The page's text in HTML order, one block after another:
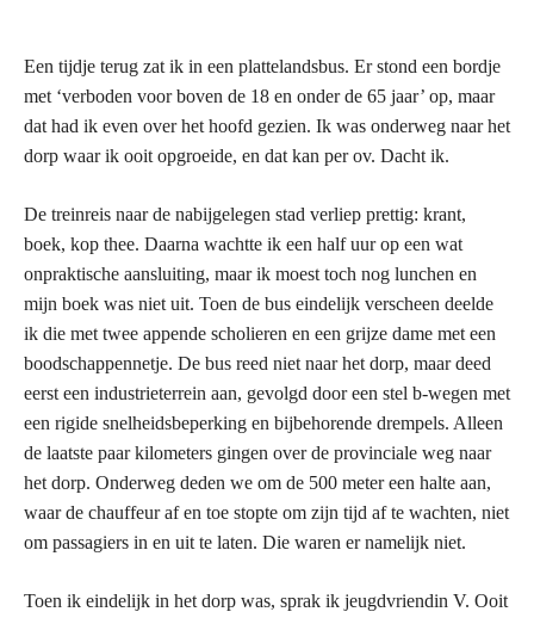
Een tijdje terug zat ik in een plattelandsbus. Er stond een bordje
met ‘verboden voor boven de 18 en onder de 65 jaar’ op, maar
dat had ik even over het hoofd gezien. Ik was onderweg naar het
dorp waar ik ooit opgroeide, en dat kan per ov. Dacht ik.
De treinreis naar de nabijgelegen stad verliep prettig: krant,
boek, kop thee. Daarna wachtte ik een half uur op een wat
onpraktische aansluiting, maar ik moest toch nog lunchen en
mijn boek was niet uit. Toen de bus eindelijk verscheen deelde
ik die met twee appende scholieren en een grijze dame met een
boodschappennetje. De bus reed niet naar het dorp, maar deed
eerst een industrieterrein aan, gevolgd door een stel b-wegen met
een rigide snelheidsbeperking en bijbehorende drempels. Alleen
de laatste paar kilometers gingen over de provinciale weg naar
het dorp. Onderweg deden we om de 500 meter een halte aan,
waar de chauffeur af en toe stopte om zijn tijd af te wachten, niet
om passagiers in en uit te laten. Die waren er namelijk niet.
Toen ik eindelijk in het dorp was, sprak ik jeugdvriendin V. Ooit